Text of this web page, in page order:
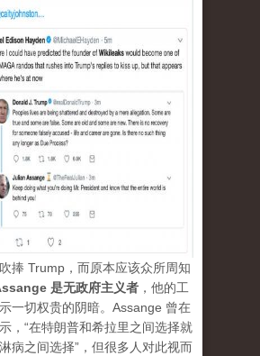
捧 Trump，而原本应该众所周知
是无政府主义者 ，他的工
一切权贵的阴暗。Assange 曾在
，“在特朗普和希拉里之间选择就
病之间选择”，但很多人对此视而